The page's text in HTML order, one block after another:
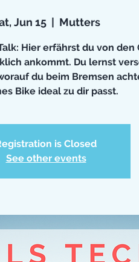
Jun 15
  |
Mutters
Hier erfährst du von den
ankommt. Du lernst
du beim Bremsen
Bike ideal zu dir passt.
is Closed
See other events